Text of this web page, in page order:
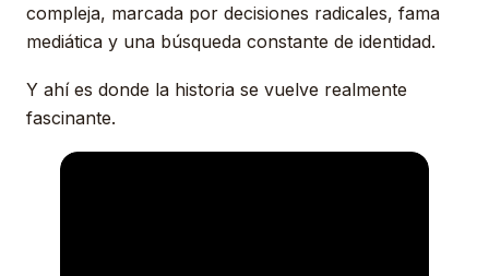
compleja, marcada por decisiones radicales, fama
mediática y una búsqueda constante de identidad.
Y ahí es donde la historia se vuelve realmente
fascinante.